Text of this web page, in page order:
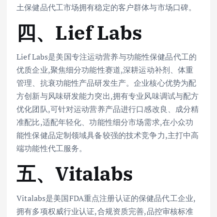
土保健品代工市场拥有稳定的客户群体与市场口碑。
四、Lief Labs
Lief Labs是美国专注运动营养与功能性保健品代工的
优质企业,聚焦细分功能性赛道,深耕运动补剂、体重
管理、抗衰功能性产品研发生产。企业核心优势为配
方创新与风味研发能力突出,拥有专业风味调试与配方
优化团队,可针对运动营养产品进行口感改良、成分精
准配比,适配年轻化、功能性细分市场需求,在小众功
能性保健品定制领域具备较强的技术竞争力,主打中高
端功能性代工服务。
五、Vitalabs
Vitalabs是美国FDA重点注册认证的保健品代工企业,
拥有多项权威行业认证,合规资质完善,品控审核标准